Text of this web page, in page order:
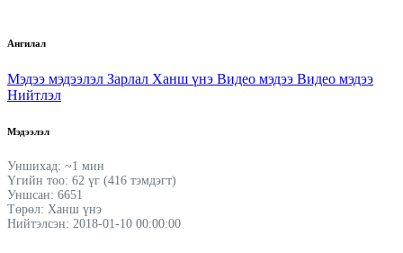
Ангилал
Мэдээ мэдээлэл Зарлал Ханш үнэ Видео мэдээ Видео мэдээ
Нийтлэл
Мэдээлэл
Уншихад: ~1 мин
Үгийн тоо: 62 үг (416 тэмдэгт)
Уншсан: 6651
Төрөл: Ханш үнэ
Нийтэлсэн: 2018-01-10 00:00:00